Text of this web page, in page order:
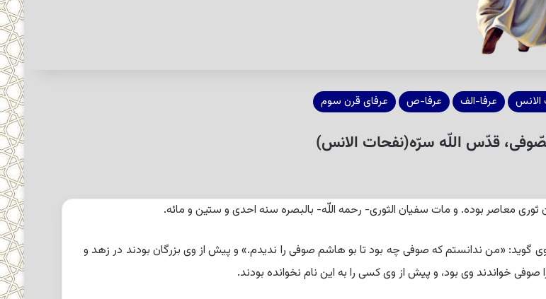
الانس عرفا-الف عرفا-ص عرفای قرن سوم
معاصر بوده. و مات سفیان الثورى- رحمه اللّه- بالبصره سنه احدى و ستین و مائه.
گوید: «من ندانستم که صوفى چه بود تا بو هاشم صوفى را ندیدم.» و پیش از وى بزرگان بودند در زهد و
خواندند وى بود، و پیش از وى کسى را به این نام نخوانده بودند.